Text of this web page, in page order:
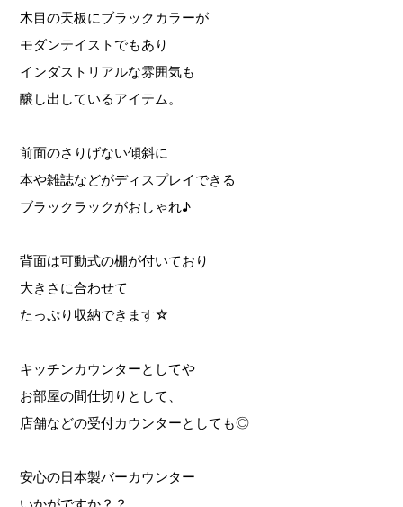
木目の天板にブラックカラーが
モダンテイストでもあり
インダストリアルな雰囲気も
醸し出しているアイテム。
前面のさりげない傾斜に
本や雑誌などがディスプレイできる
ブラックラックがおしゃれ♪
背面は可動式の棚が付いており
大きさに合わせて
たっぷり収納できます☆
キッチンカウンターとしてや
お部屋の間仕切りとして、
店舗などの受付カウンターとしても◎
安心の日本製バーカウンター